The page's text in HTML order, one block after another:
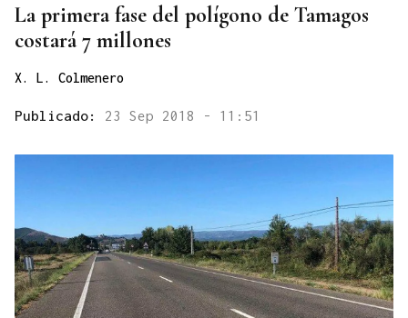
La primera fase del polígono de Tamagos
costará 7 millones
X. L. Colmenero
Publicado: 23 Sep 2018 - 11:51